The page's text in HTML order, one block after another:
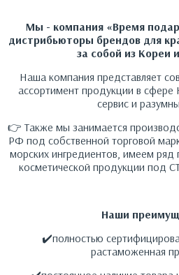
Мы - компания «Время
дистрибьюторы брендов для
за собой из Кореи
Наша компания представляет
ассортимент продукции в сфере
сервис и
👉 Также мы занимается
РФ под собственной торговой
морских ингредиентов, имеем ряд
косметической продукции под
Наши
✔️полностью
растаможенная